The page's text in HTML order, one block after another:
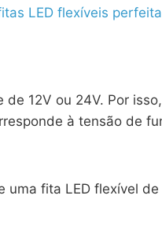
LED flexíveis
12V ou 24V. Por
à tensão de
fita LED flexível de